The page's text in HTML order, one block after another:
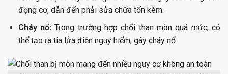
động cơ, dẫn đến phải sửa chữa tốn kém.
Cháy nổ: Trong trường hợp chổi than mòn quá mức, có
thể tạo ra tia lửa điện nguy hiểm, gây cháy nổ